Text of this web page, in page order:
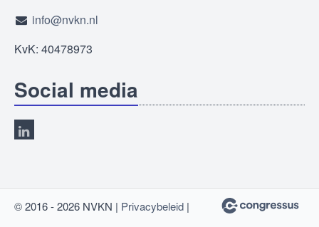
info@nvkn.nl
KvK: 40478973
Social media
© 2016 - 2026 NVKN | Privacybeleid |